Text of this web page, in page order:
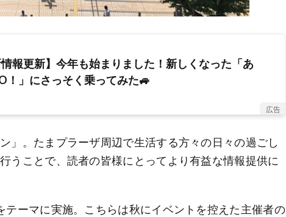
情報更新】今年も始まりました！新しくなった「あ
！」にさっそく乗ってみた🚙
広告
」。たまプラーザ周辺で生活する方々の日々の過ごし
うことで、読者の皆様にとってより有益な情報提供に
ーマに実施。こちらは秋にイベントを控えた主催者の